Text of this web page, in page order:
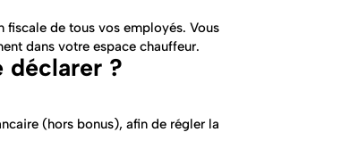
fiscale de tous vos employés. Vous
dans votre espace chauffeur.
déclarer ?
(hors bonus), afin de régler la